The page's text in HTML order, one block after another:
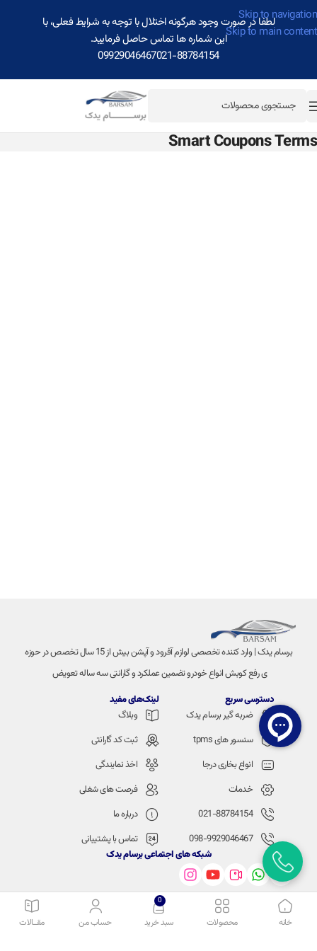
لطفا در صورت وجود هرگونه اختلال با توجه به شرایط فعلی، با
این شماره ها تماس حاصل فرمایید.
021-88784154
09929046467
Skip to navigation
Skip to main content
Smart Coupons Terms
برسام یدک | وارد کننده تخصصی لوازم آفرود و آپشن بیش از 15 سال تخصص در حوزه
ی رفع کوبش انواع خودرو تضمین عملکرد و گارانتی سه ساله تعویض
دسترسی سریع
ضربه گیر برسام یدک
سنسور های tpms
انواع بخاری درجا
خدمات
021-88784154
098-9929046467
لینک‌های مفید
وبلاگ
ثبت کد گارانتی
اخذ نمایندگی
فرصت های شغلی
درباره ما
تماس با پشتیبانی
شبکه های اجتماعی برسام یدک
خانه محصولات
0
سبد خرید حساب من مقــالات